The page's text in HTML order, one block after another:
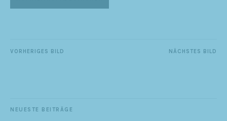
NÄCHSTES BILD
VORHERIGES BILD
NEUESTE BEITRÄGE